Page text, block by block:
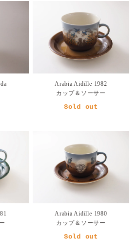
Arabia Aidille 1982
カップ＆ソーサー
Sold out
Arabia Aidille 1980
カップ＆ソーサー
Sold out